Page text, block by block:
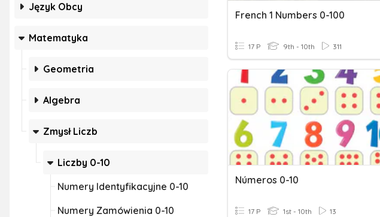
Język Obcy
Matematyka
Geometria
Algebra
Zmysł Liczb
Liczby 0-10
Numery Identyfikacyjne 0-10
Numery Zamówienia 0-10
French 1 Numbers 0-100
17 P 9th - 10th 311
Números 0-10
17 P 1st - 10th 13